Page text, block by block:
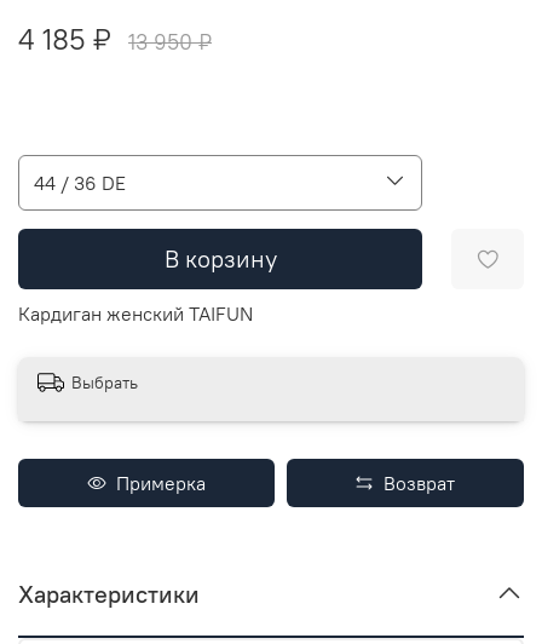
4 185 ₽
13 950 ₽
44 / 36 DE
В корзину
Кардиган женский TAIFUN
Выбрать
Примерка Возврат
Характеристики